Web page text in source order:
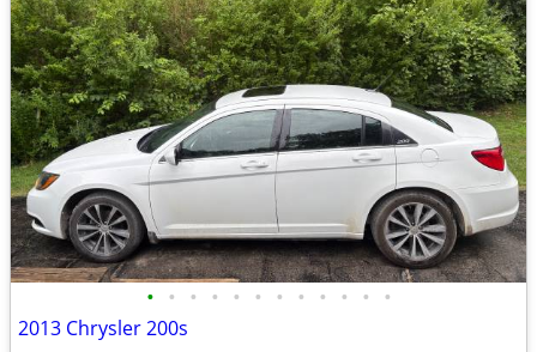
• • • • • • • • • • • •
2013 Chrysler 200s